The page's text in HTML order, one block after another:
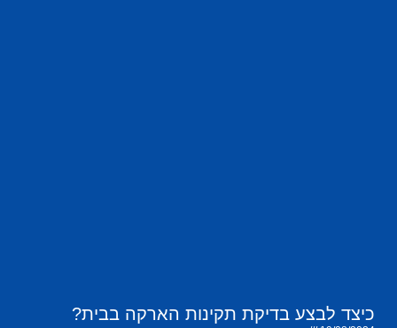
כיצד לבצע בדיקת תקינות הארקה בבית?